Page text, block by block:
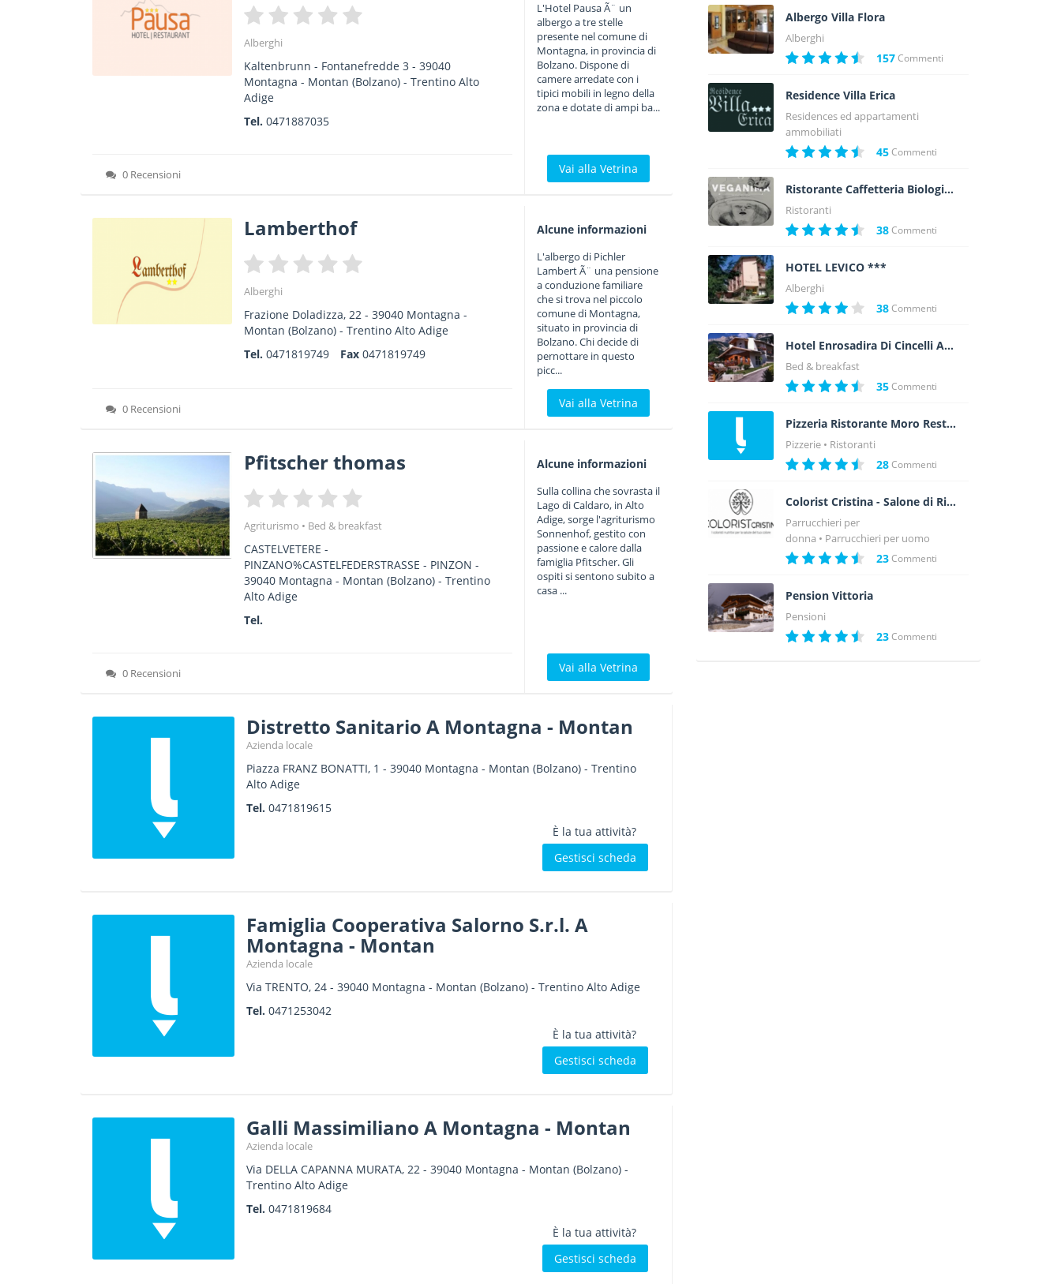
Alberghi
Kaltenbrunn - Fontanefredde 3 -39040
Montagna - Montan (Bolzano) -Trentino Alto
Adige
Tel.0471887035
0 Recensioni
L'Hotel Pausa Ã¨ un
albergo a tre stelle
presente nel comune di
Montagna, in provincia di
Bolzano. Dispone di
camere arredate con i
tipici mobili in legno della
zona e dotate di ampi ba...
Vai alla Vetrina
Lamberthof
Alberghi
Frazione Doladizza, 22 -39040 Montagna -
Montan (Bolzano) -Trentino Alto Adige
Tel.0471819749 Fax0471819749
0 Recensioni
Alcune informazioni
L'albergo di Pichler
Lambert Ã¨ una pensione
a conduzione familiare
che si trova nel piccolo
comune di Montagna,
situato in provincia di
Bolzano. Chi decide di
pernottare in questo
picc...
Vai alla Vetrina
Pfitscher thomas
Agriturismo Bed & breakfast
CASTELVETERE -
PINZANO%CASTELFEDERSTRASSE - PINZON -
39040 Montagna - Montan (Bolzano) -Trentino
Alto Adige
Tel.
0 Recensioni
Alcune informazioni
Sulla collina che sovrasta il
Lago di Caldaro, in Alto
Adige, sorge l'agriturismo
Sonnenhof, gestito con
passione e calore dalla
famiglia Pfitscher. Gli
ospiti si sentono subito a
casa ...
Vai alla Vetrina
Distretto Sanitario A Montagna - Montan
Azienda locale
Piazza FRANZ BONATTI, 1 - 39040 Montagna - Montan (Bolzano) - Trentino
Alto Adige
Tel. 0471819615
È la tua attività?
Gestisci scheda
Famiglia Cooperativa Salorno S.r.l. A
Montagna - Montan
Azienda locale
Via TRENTO, 24- 39040 Montagna - Montan (Bolzano) - Trentino Alto Adige
Tel. 0471253042
È la tua attività?
Gestisci scheda
Galli Massimiliano A Montagna - Montan
Azienda locale
Via DELLA CAPANNA MURATA, 22- 39040 Montagna - Montan (Bolzano) -
Trentino Alto Adige
Tel. 0471819684
È la tua attività?
Gestisci scheda
Albergo Villa Flora
Alberghi
157Commenti
Residence Villa Erica
Residences ed appartamenti
ammobiliati
45Commenti
Ristorante Caffetteria Biologico Vegano
Ristoranti
38Commenti
HOTEL LEVICO ***
Alberghi
38Commenti
Hotel Enrosadira Di Cincelli Angelo
Bed & breakfast
35Commenti
Pizzeria Ristorante Moro Restaurant
Pizzerie Ristoranti
28Commenti
Colorist Cristina - Salone di Riva
Parrucchieri per
donna
Parrucchieri per uomo
23Commenti
Pension Vittoria
Pensioni
23Commenti